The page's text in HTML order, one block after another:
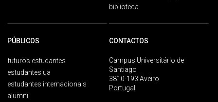
biblioteca
PÚBLICOS
futuros estudantes
estudantes ua
estudantes internacionais
alumni
CONTACTOS
Campus Universitário de
Santiago
3810-193 Aveiro
Portugal